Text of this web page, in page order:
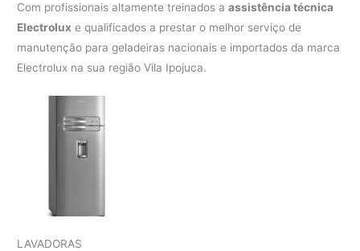
Com profissionais altamente treinados aassistência técnica
Electrolux e qualificados a prestar o melhor serviço de
manutenção para geladeiras nacionais e importados da marca
Electrolux na sua região Vila Ipojuca.
LAVADORAS